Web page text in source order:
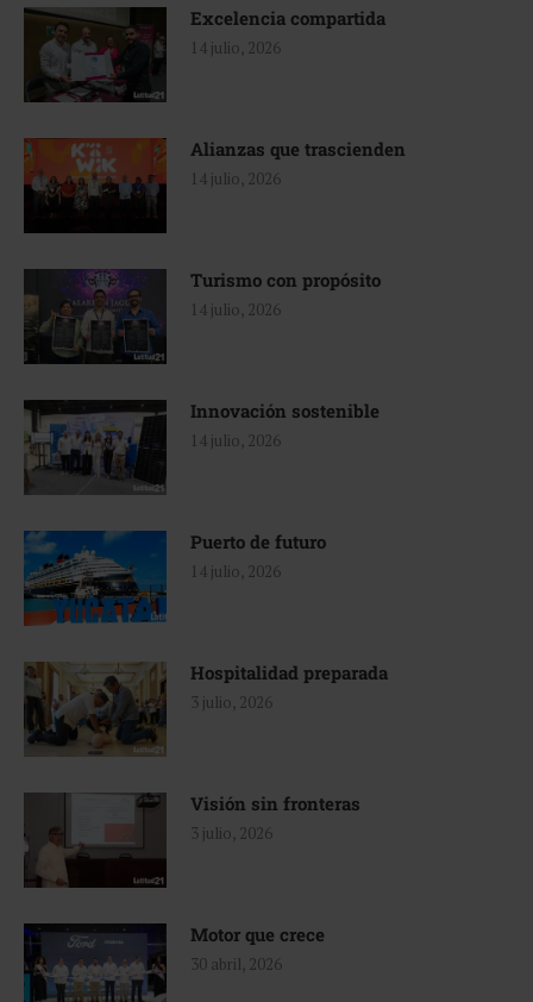
Excelencia compartida
14 julio, 2026
Alianzas que trascienden
14 julio, 2026
Turismo con propósito
14 julio, 2026
Innovación sostenible
14 julio, 2026
Puerto de futuro
14 julio, 2026
Hospitalidad preparada
3 julio, 2026
Visión sin fronteras
3 julio, 2026
Motor que crece
30 abril, 2026